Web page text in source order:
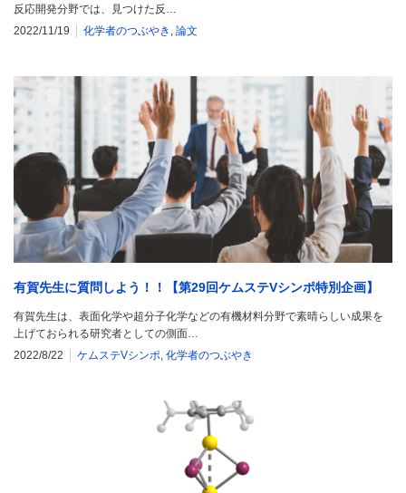
反応開発分野では、見つけた反…
2022/11/19
化学者のつぶやき , 論文
有賀先生に質問しよう！！【第29回ケムステVシンポ特別企画】
有賀先生は、表面化学や超分子化学などの有機材料分野で素晴らしい成果を
上げておられる研究者としての側面…
2022/8/22
ケムステVシンポ 化学者のつぶやき